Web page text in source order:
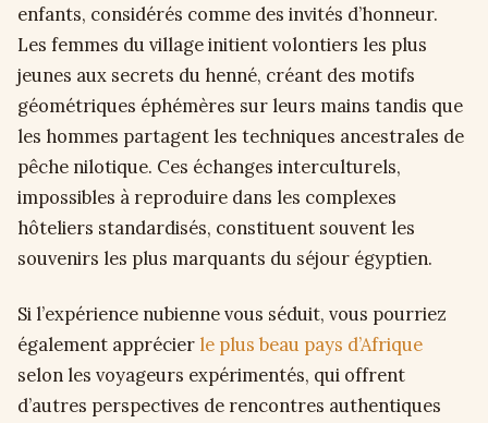
enfants, considérés comme des invités d’honneur.
Les femmes du village initient volontiers les plus
jeunes aux secrets du henné, créant des motifs
géométriques éphémères sur leurs mains tandis que
les hommes partagent les techniques ancestrales de
pêche nilotique. Ces échanges interculturels,
impossibles à reproduire dans les complexes
hôteliers standardisés, constituent souvent les
souvenirs les plus marquants du séjour égyptien.
Si l’expérience nubienne vous séduit, vous pourriez
également apprécier le plus beau pays d’Afrique
selon les voyageurs expérimentés, qui offrent
d’autres perspectives de rencontres authentiques